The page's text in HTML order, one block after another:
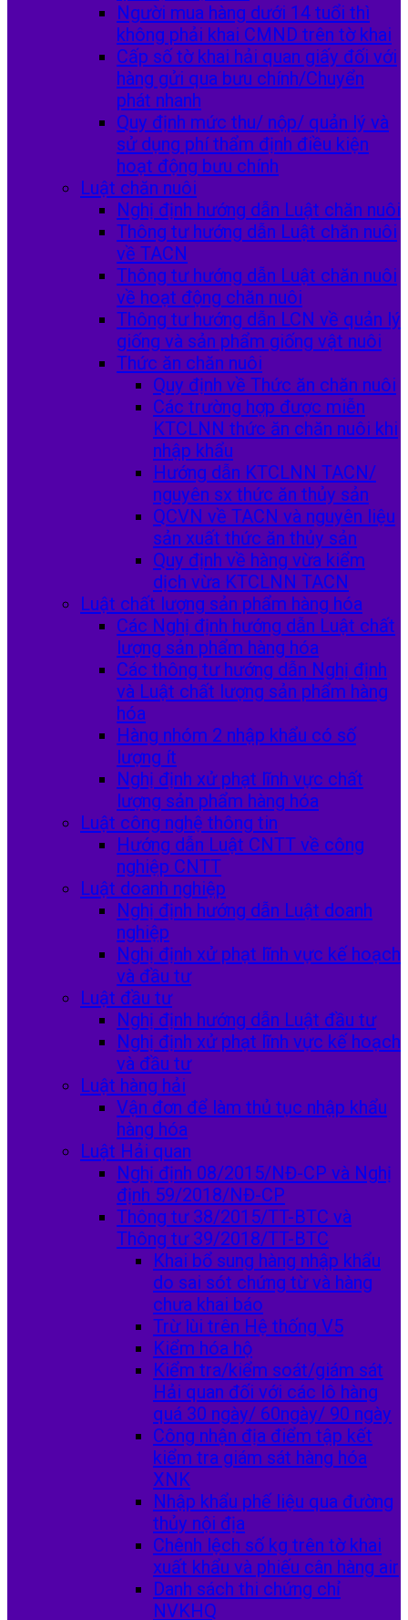
Người mua hàng dưới 14 tuổi thì
không phải khai CMND trên tờ khai
Cấp số tờ khai hải quan giấy đối với
hàng gửi qua bưu chính/Chuyển
phát nhanh
Quy định mức thu/ nộp/ quản lý và
sử dụng phí thẩm định điều kiện
hoạt động bưu chính
Luật chăn nuôi
Nghị định hướng dẫn Luật chăn nuôi
Thông tư hướng dẫn Luật chăn nuôi
về TACN
Thông tư hướng dẫn Luật chăn nuôi
về hoạt động chăn nuôi
Thông tư hướng dẫn LCN về quản lý
giống và sản phẩm giống vật nuôi
Thức ăn chăn nuôi
Quy định về Thức ăn chăn nuôi
Các trường hợp được miễn
KTCLNN thức ăn chăn nuôi khi
nhập khẩu
Hướng dẫn KTCLNN TACN/
nguyên sx thức ăn thủy sản
QCVN về TACN và nguyên liệu
sản xuất thức ăn thủy sản
Quy định về hàng vừa kiểm
dịch vừa KTCLNN TACN
Luật chất lượng sản phẩm hàng hóa
Các Nghị định hướng dẫn Luật chất
lượng sản phẩm hàng hóa
Các thông tư hướng dẫn Nghị định
và Luật chất lượng sản phẩm hàng
hóa
Hàng nhóm 2 nhập khẩu có số
lượng ít
Nghị định xử phạt lĩnh vực chất
lượng sản phẩm hàng hóa
Luật công nghệ thông tin
Hướng dẫn Luật CNTT về công
nghiệp CNTT
Luật doanh nghiệp
Nghị định hướng dẫn Luật doanh
nghiệp
Nghị định xử phạt lĩnh vực kế hoạch
và đầu tư
Luật đầu tư
Nghị định hướng dẫn Luật đầu tư
Nghị định xử phạt lĩnh vực kế hoạch
và đầu tư
Luật hàng hải
Vận đơn để làm thủ tục nhập khẩu
hàng hóa
Luật Hải quan
Nghị định 08/2015/NĐ-CP và Nghị
định 59/2018/NĐ-CP
Thông tư 38/2015/TT-BTC và
Thông tư 39/2018/TT-BTC
Khai bổ sung hàng nhập khẩu
do sai sót chứng từ và hàng
chưa khai báo
Trừ lùi trên Hệ thống V5
Kiểm hóa hộ
Kiểm tra/kiểm soát/giám sát
Hải quan đối với các lô hàng
quá 30 ngày/ 60ngày/ 90 ngày
Công nhận địa điểm tập kết
kiểm tra giám sát hàng hóa
XNK
Nhập khẩu phế liệu qua đường
thủy nội địa
Chênh lệch số kg trên tờ khai
xuất khẩu và phiếu cân hàng air
Danh sách thi chứng chỉ
NVKHQ